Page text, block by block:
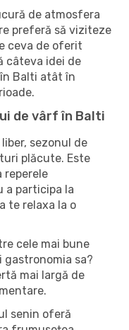
de atmosfera
preferă să viziteze
ceva de oferit
câteva idei de
Balti atât în
de vârf în Balti
sezonul de
plăcute. Este
reperele
a participa la
te relaxa la o
cele mai bune
sa?
mai largă de
senin oferă